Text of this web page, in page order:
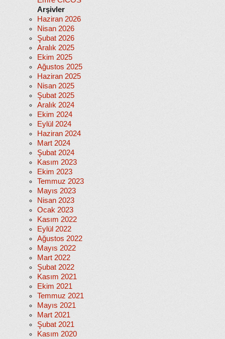
Arşivler
Haziran 2026
Nisan 2026
Şubat 2026
Aralık 2025
Ekim 2025
Ağustos 2025
Haziran 2025
Nisan 2025
Şubat 2025
Aralık 2024
Ekim 2024
Eylül 2024
Haziran 2024
Mart 2024
Şubat 2024
Kasım 2023
Ekim 2023
Temmuz 2023
Mayıs 2023
Nisan 2023
Ocak 2023
Kasım 2022
Eylül 2022
Ağustos 2022
Mayıs 2022
Mart 2022
Şubat 2022
Kasım 2021
Ekim 2021
Temmuz 2021
Mayıs 2021
Mart 2021
Şubat 2021
Kasım 2020